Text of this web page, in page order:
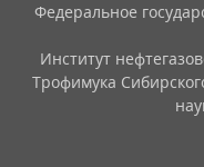
Федеральное
Институт
Трофимука